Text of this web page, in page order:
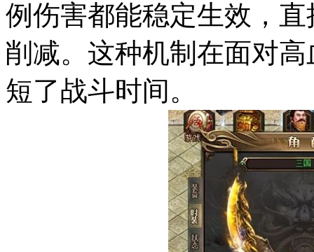
例伤害都能稳定生效，
削减。这种机制在面对
短了战斗时间。